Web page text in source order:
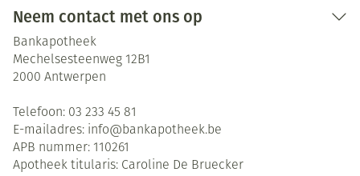
Neem contact met ons op
Bankapotheek
Mechelsesteenweg 12B1
2000 Antwerpen
Telefoon: 03 233 45 81
E-mailadres: info@bankapotheek.be
APB nummer: 110261
Apotheek titularis: Caroline De Bruecker